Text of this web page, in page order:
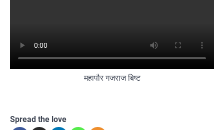
महापौर गजराज बिष्ट
Spread the love